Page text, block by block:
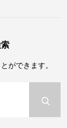
ができます。